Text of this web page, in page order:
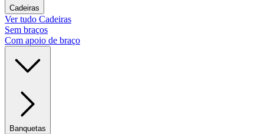
Cadeiras
Ver tudo Cadeiras
Sem braços
Com apoio de braço
Banquetas